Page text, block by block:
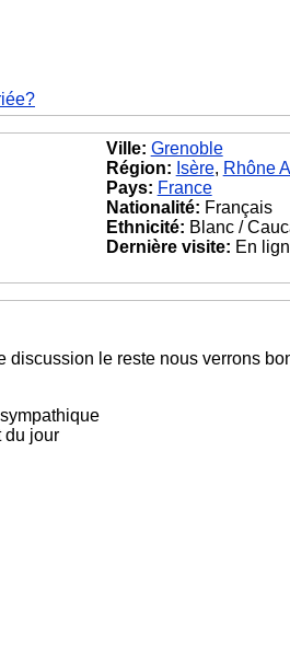
Ville: Grenoble
Région: Isère, Rhône
Pays: France
Nationalité: Français
Ethnicité: Blanc /
Dernière visite: En
discussion le reste nous verrons
du jour